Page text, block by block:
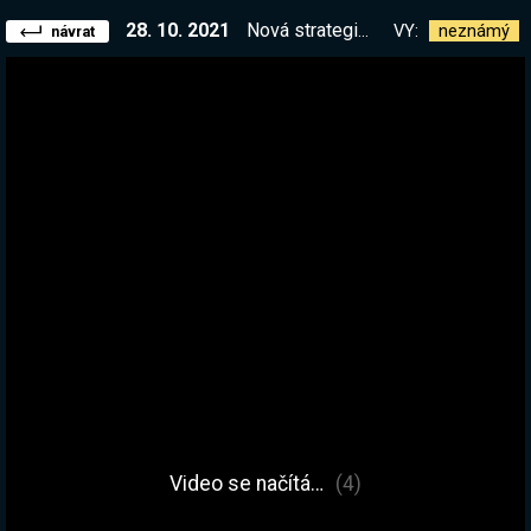
návrat 28. 10. 2021 Nová strategie ve stylu Banished! || !kniha !list VY: neznámý
Video se načítá… (4)